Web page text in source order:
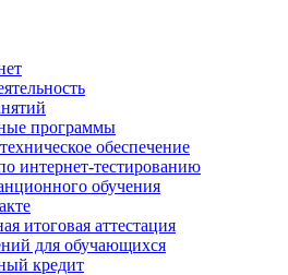
программы
обеспечение
интернет-тестированию
обучения
итоговая аттестация
для обучающихся
кредит